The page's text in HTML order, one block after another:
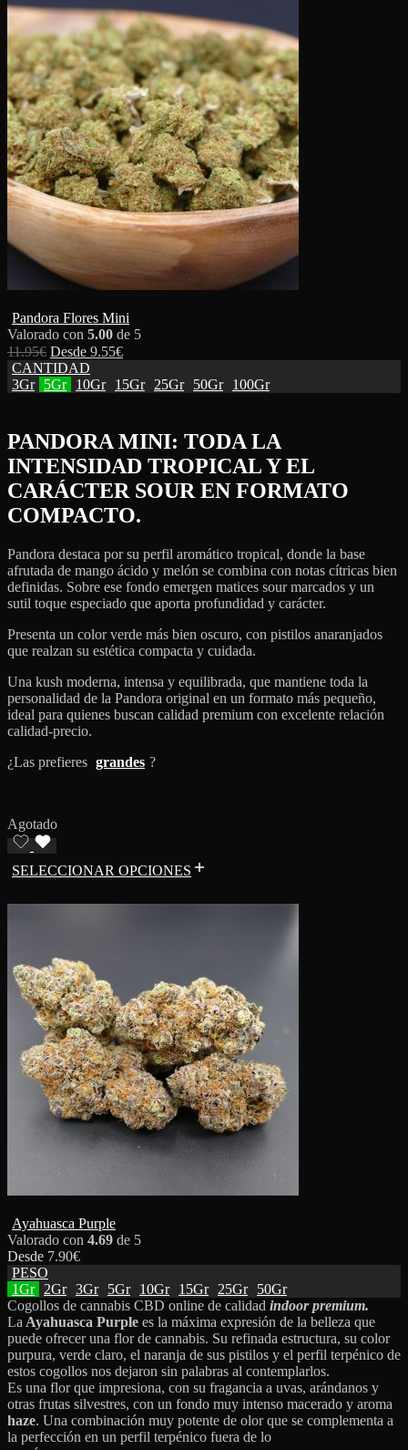
Pandora Flores Mini
Valorado con 5.00 de 5
11.95€ Desde 9.55€
CANTIDAD
3Gr
5Gr 10Gr 15Gr 25Gr 50Gr 100Gr
PANDORA MINI: TODA LA
INTENSIDAD TROPICAL Y EL
CARÁCTER SOUR EN FORMATO
COMPACTO.
Pandora destaca por su perfil aromático tropical, donde la base
afrutada de mango ácido y melón se combina con notas cítricas bien
definidas. Sobre ese fondo emergen matices sour marcados y un
sutil toque especiado que aporta profundidad y carácter.
Presenta un color verde más bien oscuro, con pistilos anaranjados
que realzan su estética compacta y cuidada.
Una kush moderna, intensa y equilibrada, que mantiene toda la
personalidad de la Pandora original en un formato más pequeño,
ideal para quienes buscan calidad premium con excelente relación
calidad-precio.
¿Las prefieres grandes ?
Agotado
SELECCIONAR OPCIONES
Ayahuasca Purple
Valorado con 4.69 de 5
Desde 7.90€
PESO
1Gr
2Gr 3Gr 5Gr 10Gr 15Gr 25Gr
50Gr
Cogollos de cannabis CBD online de calidad indoor premium.
La Ayahuasca Purple es la máxima expresión de la belleza que
puede ofrecer una flor de cannabis. Su refinada estructura, su color
purpura, verde claro, el naranja de sus pistilos y el perfil terpénico de
estos cogollos nos dejaron sin palabras al contemplarlos.
Es una flor que impresiona, con su fragancia a uvas, arándanos y
otras frutas silvestres, con un fondo muy intenso macerado y aroma
haze. Una combinación muy potente de olor que se complementa a
la perfección en un perfil terpénico fuera de lo